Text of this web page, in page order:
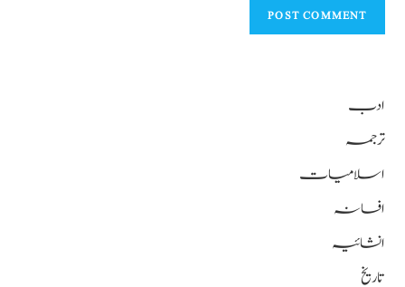
ادب
ترجمہ
اسلامیات
افسانہ
انشائیہ
تاریخ